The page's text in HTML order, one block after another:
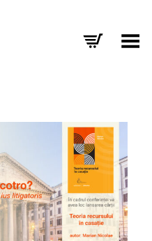
Toggle Menu